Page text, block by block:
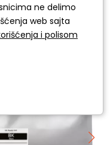
ne delimo
web sajta
i polisom